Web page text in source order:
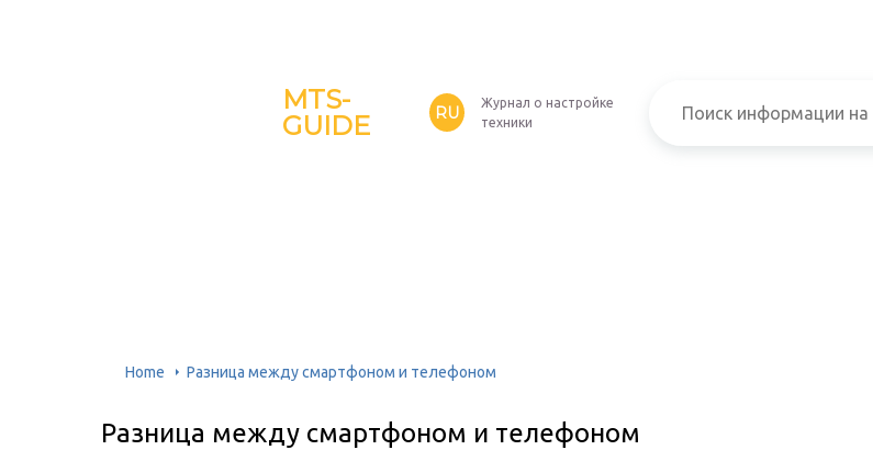
MTS-
GUIDE
RU
Журнал о настройке
техники
Home Разница между смартфоном и телефоном
Разница между смартфоном и телефоном